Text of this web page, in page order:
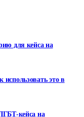
для кейса на
это в
кейса на